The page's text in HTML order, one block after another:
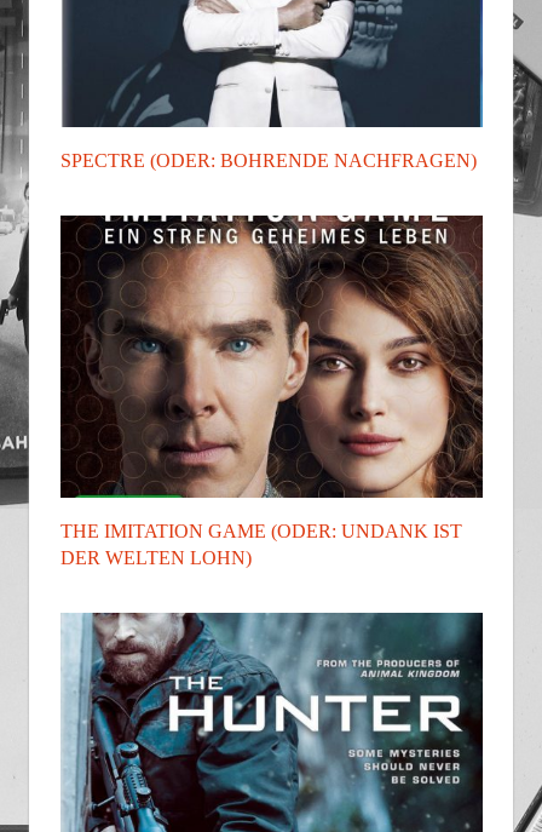
SPECTRE (ODER: BOHRENDE NACHFRAGEN)
THE IMITATION GAME (ODER: UNDANK IST
DER WELTEN LOHN)